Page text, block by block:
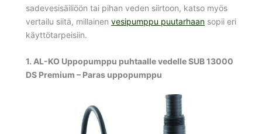
sadevesisäiliöön tai pihan veden siirtoon, katso myös
vertailu siitä, millainen vesipumppu puutarhaan sopii eri
käyttötarpeisiin.
1. AL-KO Uppopumppu puhtaalle vedelle SUB 13000
DS Premium – Paras uppopumppu